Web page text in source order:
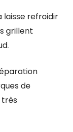
laisse refroidir
grillent
de